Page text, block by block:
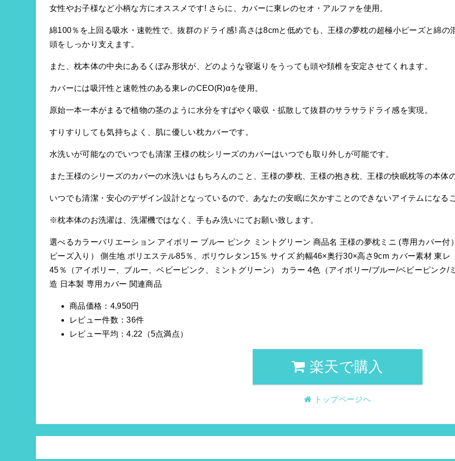
女性やお子様など小柄な方にオススメです! さらに、カバーに東レのセオ・アルファを使用。
綿100％を上回る吸水・速乾性で、抜群のドライ感! 高さは8cmと低めでも、王様の夢枕の超極小ビーズと綿の
頭をしっかり支えます。
また、枕本体の中央にあるくぼみ形状が、どのような寝返りをうっても頭や頚椎を安定させてくれます。
カバーには吸汗性と速乾性のある東レのCEO(R)αを使用。
原始一本一本がまるで植物の茎のように水分をすばやく吸収・拡散して抜群のサラサラドライ感を実現。
すりすりしても気持ちよく、肌に優しい枕カバーです。
水洗いが可能なのでいつでも清潔 王様の枕シリーズのカバーはいつでも取り外しが可能です。
また王様のシリーズのカバーの水洗いはもちろんのこと、王様の夢枕、王様の抱き枕、王様の快眠枕等の本体
いつでも清潔・安心のデザイン設計となっているので、あなたの安眠に欠かすことのできないアイテムになる
※枕本体のお洗濯は、洗濯機ではなく、手もみ洗いにてお願い致します。
選べるカラーバリエーション アイボリー ブルー ピンク ミントグリーン 商品名 王様の夢枕ミニ (専用カバー
ビーズ入り） 側生地 ポリエステル85％、ポリウレタン15％ サイズ 約幅46×奥行30×高さ9cm カバー素材 東
45％（アイボリー、ブルー、ベビーピンク、ミントグリーン） カラー 4色（アイボリー/ブルー/ベビーピンク/
造 日本製 専用カバー 関連商品
商品価格：4,950円
レビュー件数：36件
レビュー平均：4.22（5点満点）
楽天で購入
トップページへ